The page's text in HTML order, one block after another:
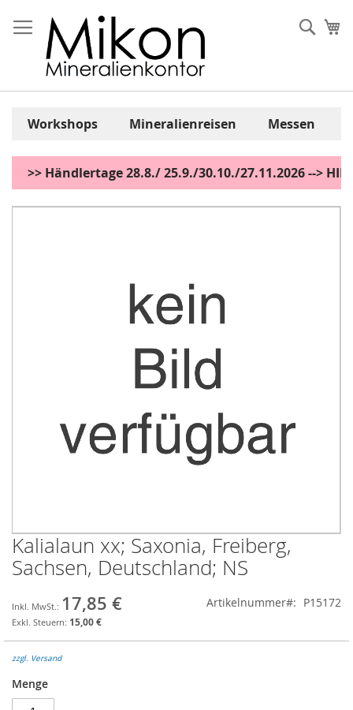
Inhalt
springen
Workshops Mineralienreisen Messen
>> Händlertage 28.8./ 25.9./30.10./27.11.2026 -->
Zum
Zum
Anfang
der
springen
Kalialaun xx; Saxonia, Freiberg,
Sachsen, Deutschland; NS
17,85 €
15,00 €
Artikelnummer P15172
zzgl. Versand
Menge